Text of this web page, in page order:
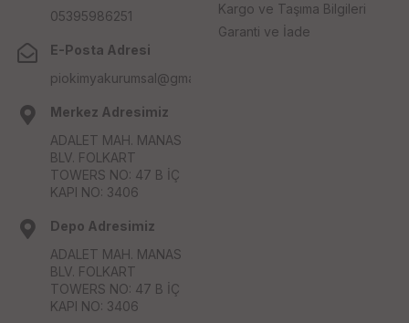
05395986251
E-Posta Adresi
piokimyakurumsal@gmail.com
Merkez Adresimiz
ADALET MAH. MANAS
BLV. FOLKART
TOWERS NO: 47 B İÇ
KAPI NO: 3406
Depo Adresimiz
ADALET MAH. MANAS
BLV. FOLKART
TOWERS NO: 47 B İÇ
KAPI NO: 3406
Kargo ve Taşıma Bilgileri
Garanti ve İade